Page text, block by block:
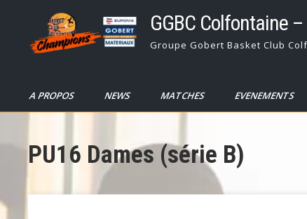
content
GGBC Colfontaine
Groupe Gobert Basket Club
A PROPOS NEWS MATCHES EVENEMENTS
PU16 Dames (série B)